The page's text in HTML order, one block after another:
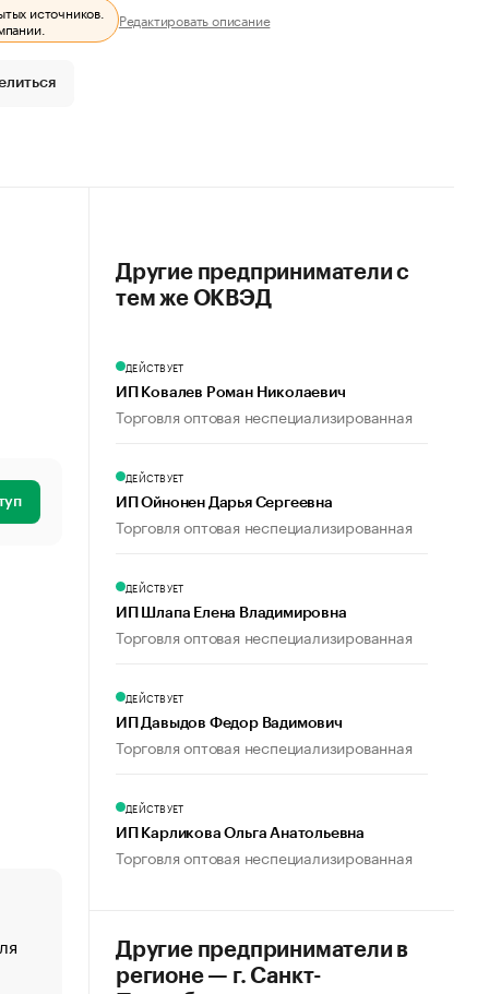
источников. Редактировать описание
«От спорта тело стареет иначе». Как живет глава
создавшей GTA
Другие предприниматели с
тем же ОКВЭД
ДЕЙСТВУЕТ
ИП Ковалев Роман Николаевич
Торговля оптовая неспециализированная
ДЕЙСТВУЕТ
ИП Ойнонен Дарья Сергеевна
Торговля оптовая неспециализированная
ДЕЙСТВУЕТ
ИП Шлапа Елена Владимировна
Торговля оптовая неспециализированная
ДЕЙСТВУЕТ
ИП Давыдов Федор Вадимович
Торговля оптовая неспециализированная
ДЕЙСТВУЕТ
ИП Карликова Ольга Анатольевна
Торговля оптовая неспециализированная
Другие предприниматели в
регионе — г. Санкт-